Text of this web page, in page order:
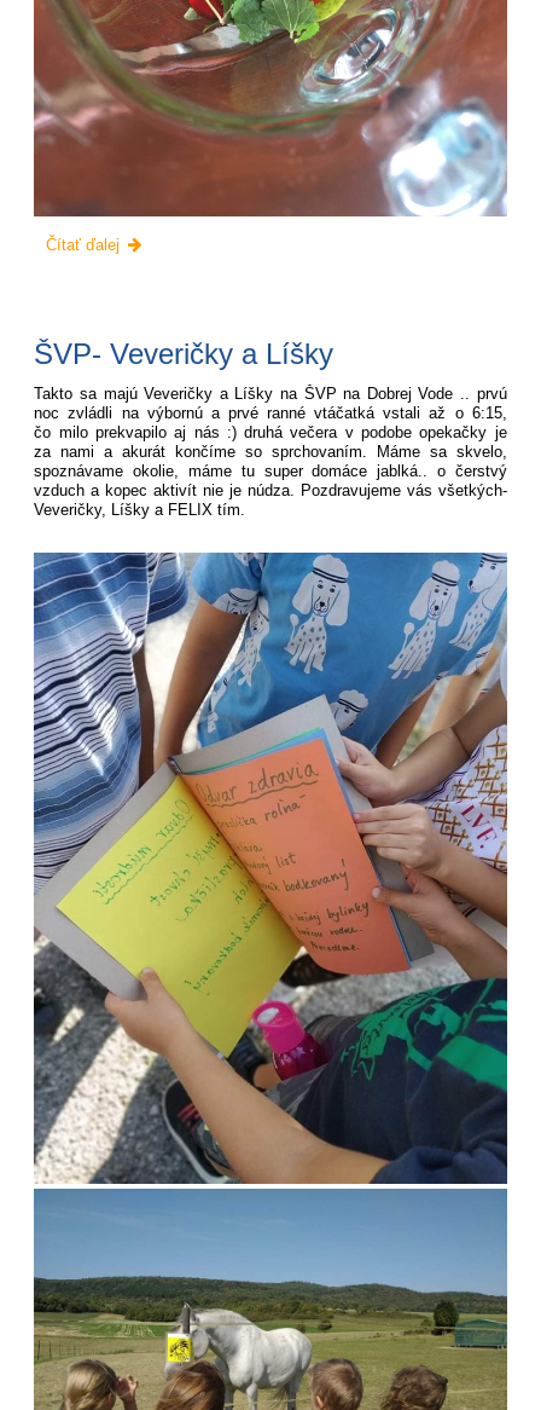
ŠVP-
Čítať ďalej
ŠVP- Veveričky a Líšky
Takto sa majú Veveričky a Líšky na ŠVP na Dobrej Vode .. prvú
noc zvládli na výbornú a prvé ranné vtáčatká vstali až o 6:15,
čo milo prekvapilo aj nás :) druhá večera v podobe opekačky je
za nami a akurát končíme so sprchovaním. Máme sa skvelo,
spoznávame okolie, máme tu super domáce jablká.. o čerstvý
vzduch a kopec aktivít nie je núdza. Pozdravujeme vás všetkých-
Veveričky, Líšky a FELIX tím.